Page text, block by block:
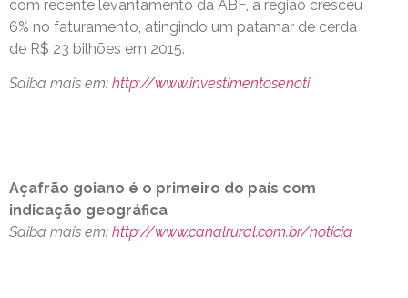
com recente levantamento da ABF, a região cresceu
6% no faturamento, atingindo um patamar de cerda
de R$ 23 bilhões em 2015.
Saiba mais em: http://www.investimentosenoti
Açafrão goiano é o primeiro do país com
indicação geográfica
Saiba mais em: http://www.canalrural.com.br/noticia